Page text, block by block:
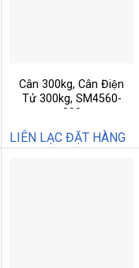
Cân 300kg, Cân Điện
Tử 300kg, SM4560-
300
LIÊN LẠC ĐẶT HÀNG